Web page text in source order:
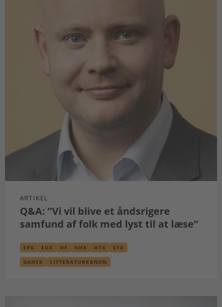
ARTIKEL
Q&A: ”Vi vil blive et åndsrigere
samfund af folk med lyst til at læse”
EPX EUX HF HHX HTX STX
DANSK LITTERATURKANON